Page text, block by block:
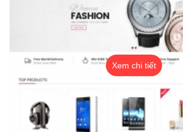
Xem chi tiết